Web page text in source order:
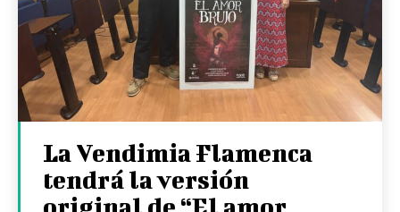
La Vendimia Flamenca
tendrá la versión